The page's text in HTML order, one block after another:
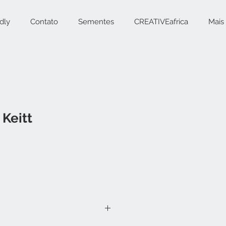
Contato Sementes CREATIVEafrica Mais
Keitt